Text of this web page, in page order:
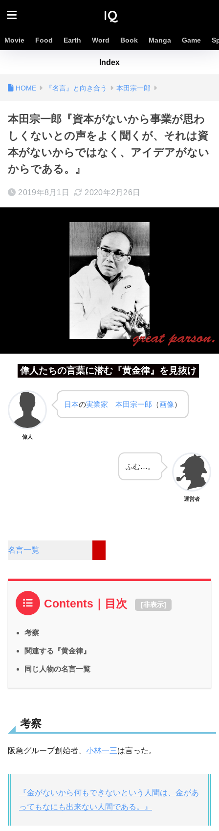
IQ
Movie Food Earth Word Book Manga Game
Index
『名言』と向き合う 本田宗一郎
本田宗一郎『資本がないから事業が思わ
しくないとの声をよく聞くが、それは資
本がないからではなく、アイデアがない
からである。』
2019年8月1日 2020年2月26日
偉人たちの言葉に潜む『黄金律』を見抜け
偉人
日本の実業家 本田宗一郎 （画像）
ふむ…。
運営者
名言一覧
Contents｜目次 [非表示]
考察
関連する『黄金律』
同じ人物の名言一覧
考察
阪急グループ創始者、 小林一三は言った。
『金がないから何もできないという人間は、金があ
ってもなにも出来ない人間である。』